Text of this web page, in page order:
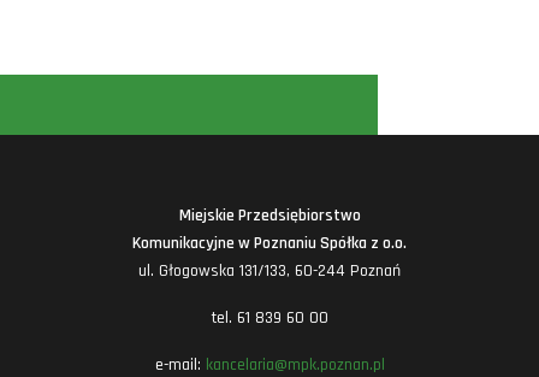
Miejskie Przedsiębiorstwo
Komunikacyjne w Poznaniu Spółka z o.o.
ul. Głogowska 131/133, 60-244 Poznań
tel. 61 839 60 00
e-mail: kancelaria@mpk.poznan.pl